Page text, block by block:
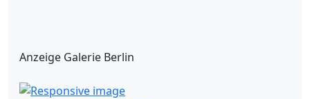
Anzeige Galerie Berlin